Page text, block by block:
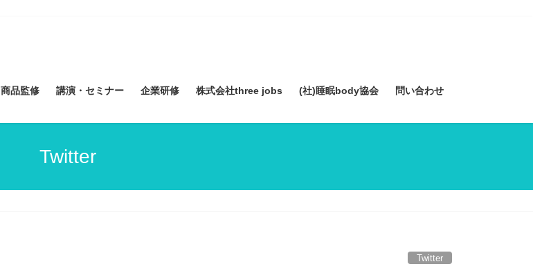
商品監修 講演・セミナー 企業研修 株式会社three jobs (社)睡眠body協会 問い合わせ
Twitter
Twitter